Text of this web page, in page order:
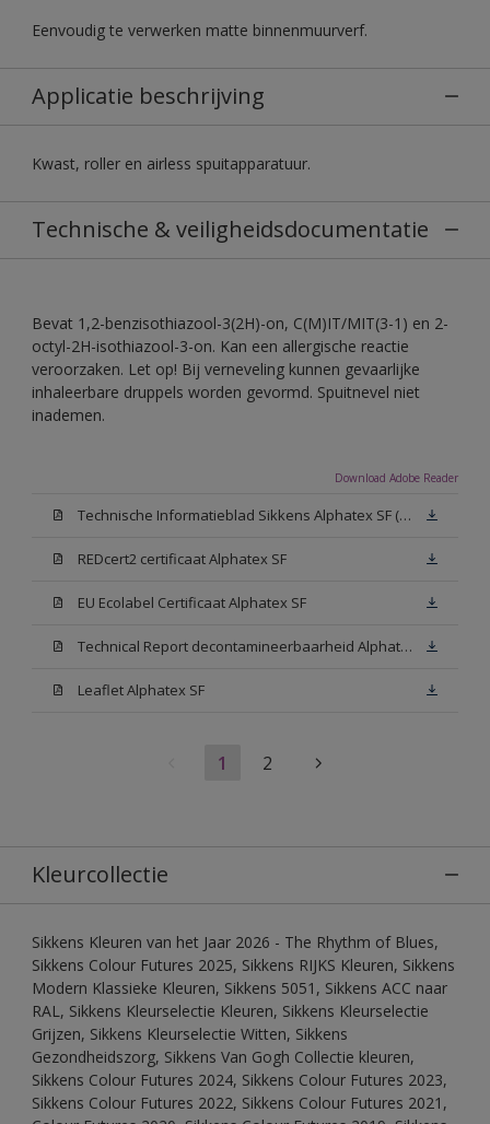
Eenvoudig te verwerken matte binnenmuurverf.
Applicatie beschrijving
Kwast, roller en airless spuitapparatuur.
Technische & veiligheidsdocumentatie
Bevat 1,2-benzisothiazool-3(2H)-on, C(M)IT/MIT(3-1) en 2-
octyl-2H-isothiazool-3-on. Kan een allergische reactie
veroorzaken. Let op! Bij verneveling kunnen gevaarlijke
inhaleerbare druppels worden gevormd. Spuitnevel niet
inademen.
Download Adobe Reader
Technische Informatieblad Sikkens Alphatex SF (PDF)
REDcert2 certificaat Alphatex SF
EU Ecolabel Certificaat Alphatex SF
Technical Report decontamineerbaarheid Alphatex SF
Leaflet Alphatex SF
1 2
Kleurcollectie
Sikkens Kleuren van het Jaar 2026 - The Rhythm of Blues,
Sikkens Colour Futures 2025, Sikkens RIJKS Kleuren, Sikkens
Modern Klassieke Kleuren, Sikkens 5051, Sikkens ACC naar
RAL, Sikkens Kleurselectie Kleuren, Sikkens Kleurselectie
Grijzen, Sikkens Kleurselectie Witten, Sikkens
Gezondheidszorg, Sikkens Van Gogh Collectie kleuren,
Sikkens Colour Futures 2024, Sikkens Colour Futures 2023,
Sikkens Colour Futures 2022, Sikkens Colour Futures 2021,